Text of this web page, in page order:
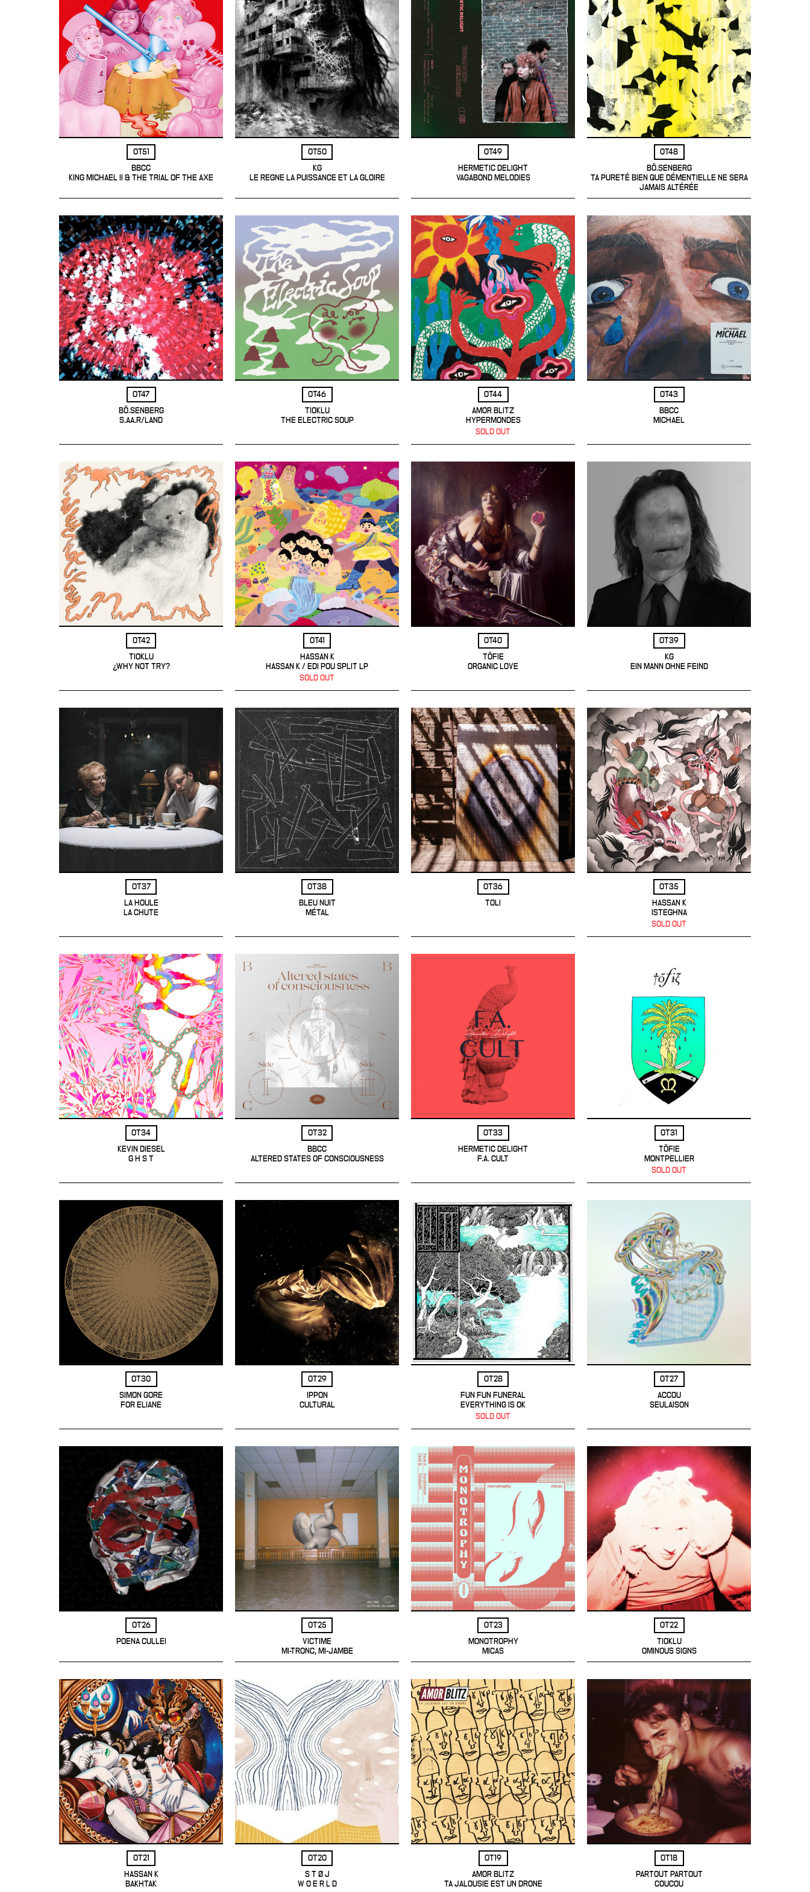
OT51
BBCC
KING MICHAEL II & THE TRIAL OF THE AXE
OT50
KG
LE REGNE LA PUISSANCE ET LA GLOIRE
OT49
HERMETIC DELIGHT
VAGABOND MELODIES
OT48
BÖ.SENBERG
TA PURETÉ BIEN QUE DÉMENTIELLE NE SERA
JAMAIS ALTÉRÉE
OT47
BÖ.SENBERG
S.AA.R/LAND
OT46
TIOKLU
THE ELECTRIC SOUP
OT44
AMOR BLITZ
HYPERMONDES
SOLD OUT
OT43
BBCC
MICHAEL
OT42
TIOKLU
¿WHY NOT TRY?
OT41
HASSAN K
HASSAN K / EDI POU SPLIT LP
SOLD OUT
OT40
TÖFIE
ORGANIC LOVE
OT39
KG
EIN MANN OHNE FEIND
OT37
LA HOULE
LA CHUTE
OT38
BLEU NUIT
MÉTAL
OT36
TOLI
OT35
HASSAN K
ISTEGHNA
SOLD OUT
OT34
KEVIN DIESEL
G H S T
OT32
BBCC
ALTERED STATES OF CONSCIOUSNESS
OT33
HERMETIC DELIGHT
F.A. CULT
OT31
TÖFIE
MONTPELLIER
SOLD OUT
OT30
SIMON GORE
FOR ELIANE
OT29
IPPON
CULTURAL
OT28
FUN FUN FUNERAL
EVERYTHING IS OK
SOLD OUT
OT27
ACCOU
SEULAISON
OT26
POENA CULLEI
OT25
VICTIME
MI-TRONC, MI-JAMBE
OT23
MONOTROPHY
MICAS
OT22
TIOKLU
OMINOUS SIGNS
OT21
HASSAN K
BAKHTAK
OT20
S T Ø J
W O E R L D
OT19
AMOR BLITZ
TA JALOUSIE EST UN DRONE
OT18
PARTOUT PARTOUT
COUCOU